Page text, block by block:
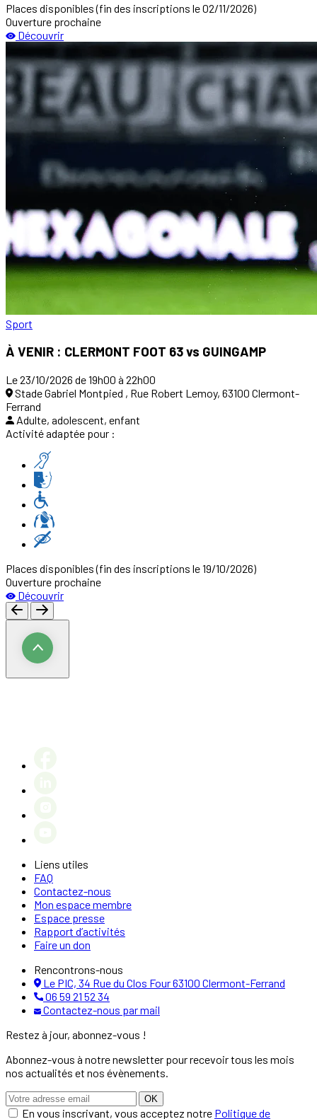
Places disponibles(fin des inscriptions le 02/11/2026)
Ouverture prochaine
Découvrir
Sport
À VENIR : CLERMONT FOOT 63 vs GUINGAMP
Le 23/10/2026 de 19h00 à 22h00
Stade Gabriel Montpied , Rue Robert Lemoy, 63100 Clermont-
Ferrand
Adulte, adolescent, enfant
Activité adaptée pour :
Places disponibles(fin des inscriptions le 19/10/2026)
Ouverture prochaine
Découvrir
Liens utiles
FAQ
Contactez-nous
Mon espace membre
Espace presse
Rapport d’activités
Faire un don
Rencontrons-nous
Le PIC, 34 Rue du Clos Four 63100 Clermont-Ferrand
06 59 21 52 34
Contactez-nous par mail
Restez à jour, abonnez-vous !
Abonnez-vous à notre newsletter pour recevoir tous les mois
nos actualités et nos évènements.
OK
En vous inscrivant, vous acceptez notre Politique de